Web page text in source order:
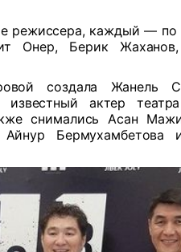
режиссера, каждый — по
Онер, Берик
создала Жанель
актер
снимались Асан
Бермухамбетова